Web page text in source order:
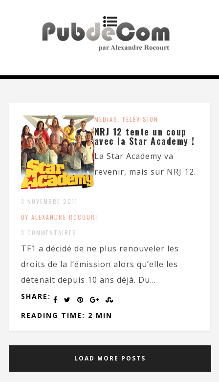
MÉDIAS, TÉLÉVISION
NRJ 12 tente un coup
avec la Star Academy !
3 NOVEMBRE 2011
BY ALEXANDRE ROCOURT
3 COMMENTAIRES
La Star Academy va
revenir, mais sur NRJ 12.
TF1 a décidé de ne plus renouveler les
droits de la l’émission alors qu’elle les
détenait depuis 10 ans déjà. Du...
SHARE:
READING TIME: 2 MIN
LOAD MORE POSTS